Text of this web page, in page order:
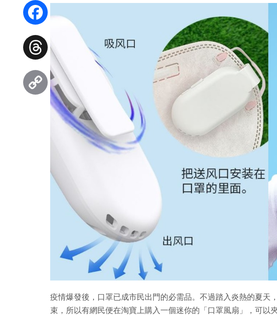
疫情爆發後，口罩已成市民出門的必需品。不過踏入炎熱的夏天
束，所以有網民便在淘寶上購入一個迷你的「口罩風扇」，可以
WhatsApp
Facebook
Threads
Copy